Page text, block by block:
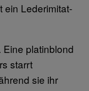
ein Lederimitat-
Eine platinblond
starrt
sie ihr